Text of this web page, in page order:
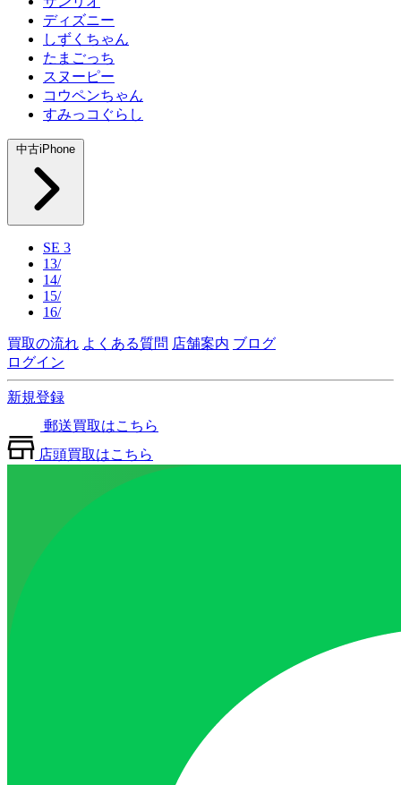
ディズニー
しずくちゃん
たまごっち
スヌーピー
コウペンちゃん
すみっコぐらし
中古iPhone
SE 3
13/
14/
15/
16/
買取の流れ よくある質問 店舗案内 ブログ
ログイン
新規登録
郵送買取はこちら
店頭買取はこちら